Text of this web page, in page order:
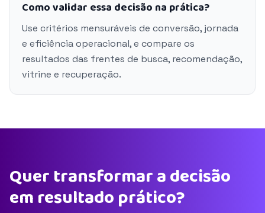
Como validar essa decisão na prática?
Use critérios mensuráveis de conversão, jornada
e eficiência operacional, e compare os
resultados das frentes de busca, recomendação,
vitrine e recuperação.
Quer transformar a decisão
em resultado prático?